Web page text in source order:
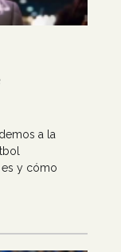
a la
y cómo